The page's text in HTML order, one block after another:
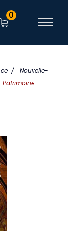
/
Nouvelle-
Patrimoine
0